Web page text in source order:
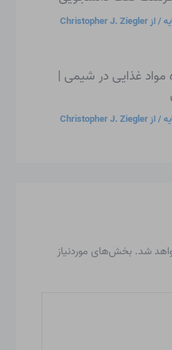
/ از Christopher J. Ziegler
مواد غذایی در شیمی |
/ ازChristopher J. Ziegler
شد. بخش‌های موردنیاز